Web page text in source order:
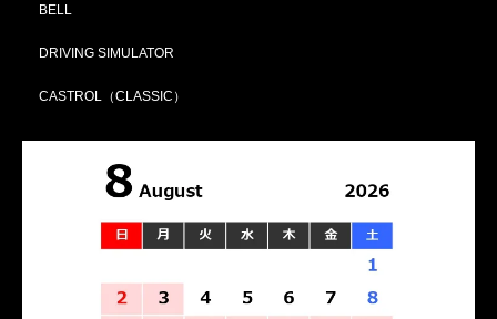
BELL
DRIVING SIMULATOR
CASTROL（CLASSIC）